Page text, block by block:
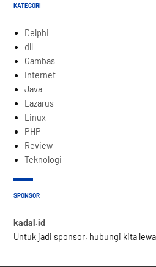
KATEGORI
Delphi
dll
Gambas
Internet
Java
Lazarus
Linux
PHP
Review
Teknologi
SPONSOR
kadal.id
Untuk jadi sponsor, hubungi kita